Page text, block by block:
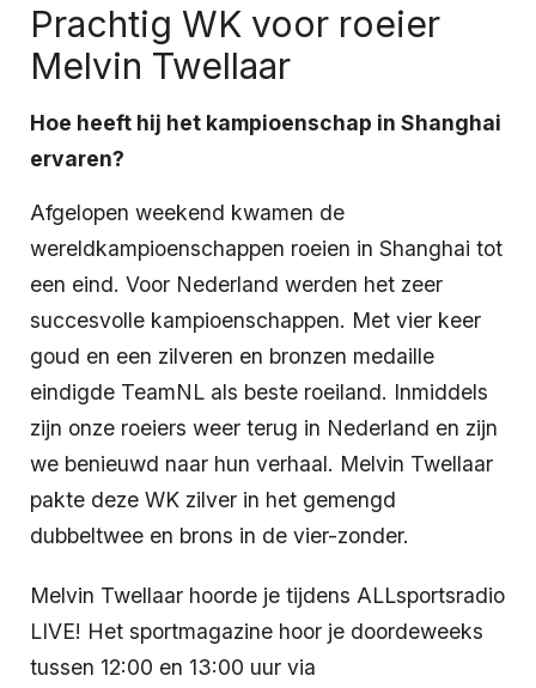
Prachtig WK voor roeier
Melvin Twellaar
Hoe heeft hij het kampioenschap in Shanghai
ervaren?
Afgelopen weekend kwamen de
wereldkampioenschappen roeien in Shanghai tot
een eind. Voor Nederland werden het zeer
succesvolle kampioenschappen. Met vier keer
goud en een zilveren en bronzen medaille
eindigde TeamNL als beste roeiland. Inmiddels
zijn onze roeiers weer terug in Nederland en zijn
we benieuwd naar hun verhaal. Melvin Twellaar
pakte deze WK zilver in het gemengd
dubbeltwee en brons in de vier-zonder.
Melvin Twellaar hoorde je tijdens ALLsportsradio
LIVE! Het sportmagazine hoor je doordeweeks
tussen 12:00 en 13:00 uur via